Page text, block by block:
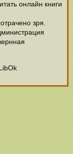
онлайн книги
зря.